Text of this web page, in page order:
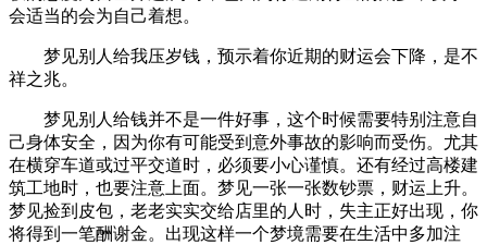
会适当的会为自己着想。
梦见别人给我压岁钱，预示着你近期的财运会下降，是不
祥之兆。
梦见别人给钱并不是一件好事，这个时候需要特别注意自
己身体安全，因为你有可能受到意外事故的影响而受伤。尤其
在横穿车道或过平交道时，必须要小心谨慎。还有经过高楼建
筑工地时，也要注意上面。梦见一张一张数钞票，财运上升。
梦见捡到皮包，老老实实交给店里的人时，失主正好出现，你
将得到一笔酬谢金。出现这样一个梦境需要在生活中多加注